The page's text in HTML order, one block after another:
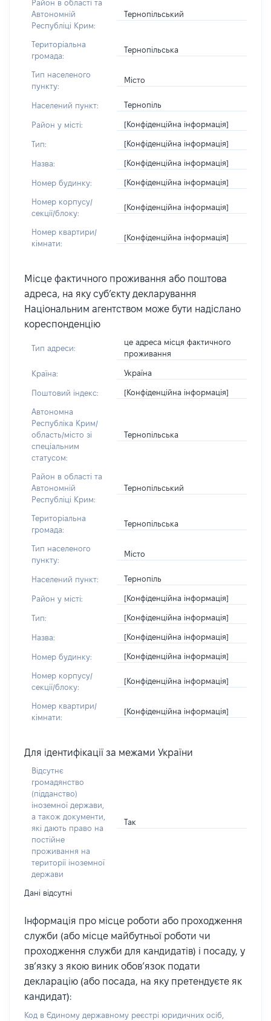
Район в області та
Автономній
Республіці Крим:
Тернопільський
Територіальна
громада:
Тернопільська
Тип населеного
пункту:
Місто
Населений пункт: Тернопіль
Район у місті: [Конфіденційна інформація]
Тип: [Конфіденційна інформація]
Назва: [Конфіденційна інформація]
Номер будинку: [Конфіденційна інформація]
Номер корпусу/
секції/блоку:
[Конфіденційна інформація]
Номер квартири/
кімнати:
[Конфіденційна інформація]
Місце фактичного проживання або поштова
адреса, на яку суб’єкту декларування
Національним агентством може бути надіслано
кореспонденцію
Тип адреси:
це адреса місця фактичного
проживання
Країна: Україна
Поштовий індекс: [Конфіденційна інформація]
Автономна
Республіка Крим/
область/місто зі
спеціальним
статусом:
Тернопільська
Район в області та
Автономній
Республіці Крим:
Тернопільський
Територіальна
громада:
Тернопільська
Тип населеного
пункту:
Місто
Населений пункт: Тернопіль
Район у місті: [Конфіденційна інформація]
Тип: [Конфіденційна інформація]
Назва: [Конфіденційна інформація]
Номер будинку: [Конфіденційна інформація]
Номер корпусу/
секції/блоку:
[Конфіденційна інформація]
Номер квартири/
кімнати:
[Конфіденційна інформація]
Для ідентифікації за межами України
Відсутнє
громадянство
(підданство)
іноземної держави,
а також документи,
які дають право на
постійне
проживання на
території іноземної
держави
Так
Дані відсутні
Інформація про місце роботи або проходження
служби (або місце майбутньої роботи чи
проходження служби для кандидатів) і посаду, у
зв’язку з якою виник обов’язок подати
декларацію (або посада, на яку претендуєте як
кандидат):
Код в Єдиному державному реєстрі юридичних осіб,